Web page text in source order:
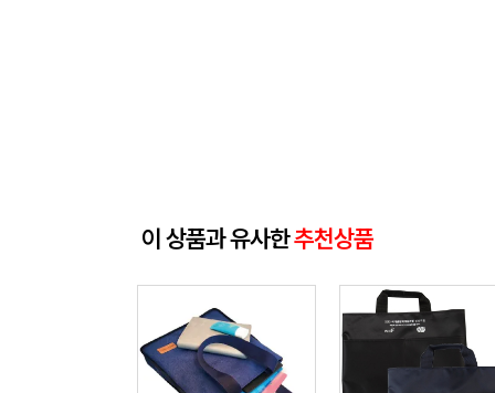
이 상품과 유사한추천상품